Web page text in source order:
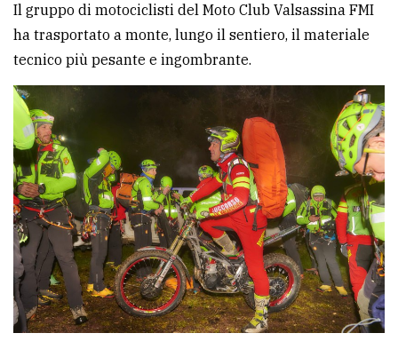
Il gruppo di motociclisti del Moto Club Valsassina FMI
ha trasportato a monte, lungo il sentiero, il materiale
tecnico più pesante e ingombrante.